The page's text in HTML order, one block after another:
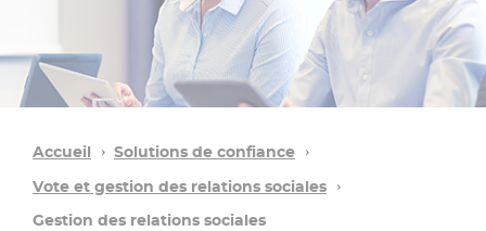
Accueil
Solutions de confiance
Vote et gestion des relations sociales
Gestion des relations sociales